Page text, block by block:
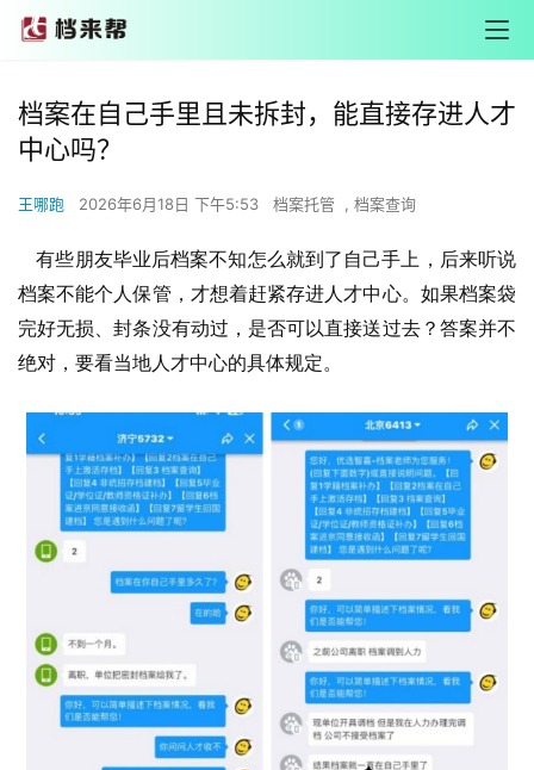
档案在自己手里且未拆封，能直接存进人才
中心吗？
王哪跑 2026年6月18日 下午5:53 档案托管 , 档案查询
有些朋友毕业后档案不知怎么就到了自己手上，后来听说
档案不能个人保管，才想着赶紧存进人才中心。如果档案袋
完好无损、封条没有动过，是否可以直接送过去？答案并不
绝对，要看当地人才中心的具体规定。